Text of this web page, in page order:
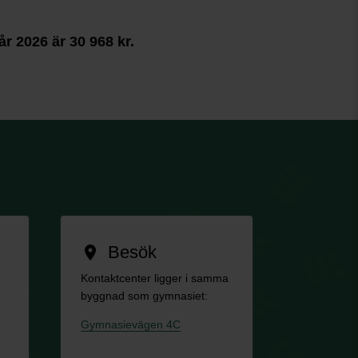
2026 är 30 968 kr.
location_on Besök
Kontaktcenter ligger i samma
byggnad som gymnasiet:
Gymnasievägen 4C